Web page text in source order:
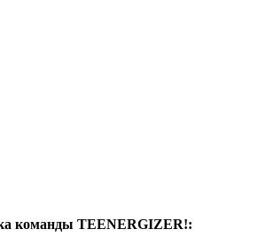
команды TEENERGIZER!: